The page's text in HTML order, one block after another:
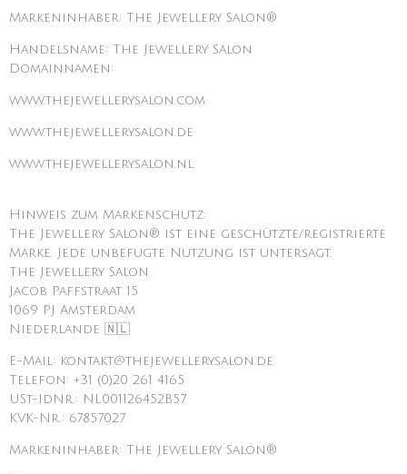
Markeninhaber: The Jewellery Salon®
Handelsname: The Jewellery Salon
Domainnamen:
www.thejewellerysalon.com
www.thejewellerysalon.de
www.thejewellerysalon.nl
Hinweis zum Markenschutz:
The Jewellery Salon® ist eine geschützte/registrierte
Marke. Jede unbefugte Nutzung ist untersagt.
The Jewellery Salon
Jacob Paffstraat 15
1069 PJ Amsterdam
Niederlande 🇳🇱
E-Mail: kontakt@thejewellerysalon.de
Telefon: +31 (0)20 261 4165
USt-IdNr.: NL001126452B57
KVK-Nr.: 67857027
Markeninhaber: The Jewellery Salon®